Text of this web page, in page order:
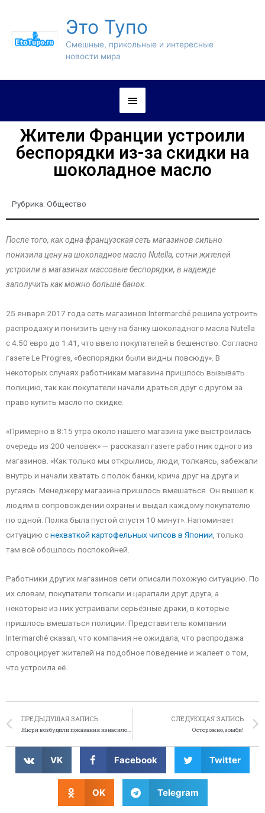
Это Тупо
Смешные, прикольные и интересные
новости мира
Жители Франции устроили
беспорядки из-за скидки на
шоколадное масло
Рубрика: Общество
После того, как одна французская сеть магазинов сильно
понизила цену на шоколадное масло Nutella, сотни жителей
устроили в магазинах массовые беспорядки, в надежде
заполучить как можно больше банок.
25 января 2017 года сеть магазинов Intermarché решила устроить
распродажу и понизить цену на банку шоколадного масла Nutella
c 4.50 евро до 1.41, что ввело покупателей в бешенство. Согласно
газете Le Progres, «беспорядки были видны повсюду». В
некоторых случаях работникам магазина пришлось вызывать
полицию, так как покупатели начали драться друг с другом за
право купить масло по скидке.
«Примерно в 8:15 утра около нашего магазина уже выстроилась
очередь из 200 человек» — рассказал газете работник одного из
магазинов. «Как только мы открылись, люди, толкаясь, забежали
внутрь и начали хватать с полок банки, крича друг на друга и
ругаясь. Менеджеру магазина пришлось вмешаться. Он вышел к
людям в сопровождении охраны и выдал каждому покупателю
по одной. Полка была пустой спустя 10 минут». Напоминает
ситуацию снехваткой картофельных чипсов в Японии , только
там всё обошлось поспокойней.
Работники других магазинов сети описали похожую ситуацию. По
их словам, покупатели толкали и царапали друг друга, а
некоторые из них устраивали серьёзные драки, в которые
пришлось вмешаться полиции. Представитель компании
Intermarché сказал, что компания не ожидала, что распродажа
спровоцирует жителей на подобное поведение и жалеет о том,
что устроила её.
ПРЕДЫДУЩАЯ ЗАПИСЬ
Жюри возбудили показания изнасилованной девушки
СЛЕДУЮЩАЯ ЗАПИСЬ
Осторожно, зомби!
VK Facebook Twitter
OK Telegram